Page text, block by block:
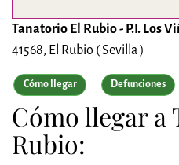
Tanatorio El Rubio - P.I. Los
41568, El Rubio ( Sevilla )
Cómo llegar Defunciones
Cómo llegar a
Rubio: